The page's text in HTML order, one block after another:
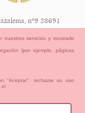
nº9 28691
nuestros servicios y mostrarle
(por ejemplo, páginas
"Aceptar", rechazar su uso
el